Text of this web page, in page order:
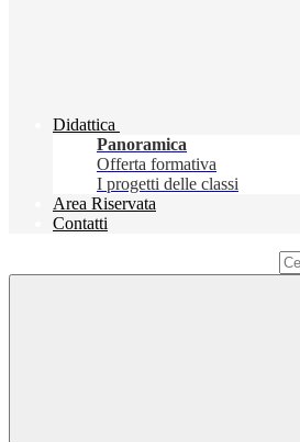
Didattica
Panoramica
Offerta formativa
I progetti delle classi
Area Riservata
Contatti